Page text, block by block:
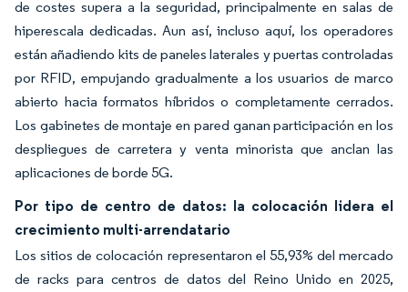
de costes supera a la seguridad, principalmente en salas de
hiperescala dedicadas. Aun así, incluso aquí, los operadores
están añadiendo kits de paneles laterales y puertas controladas
por RFID, empujando gradualmente a los usuarios de marco
abierto hacia formatos híbridos o completamente cerrados.
Los gabinetes de montaje en pared ganan participación en los
despliegues de carretera y venta minorista que anclan las
aplicaciones de borde 5G.
Por tipo de centro de datos: la colocación lidera el
crecimiento multi-arrendatario
Los sitios de colocación representaron el 55,93% del mercado
de racks para centros de datos del Reino Unido en 2025,